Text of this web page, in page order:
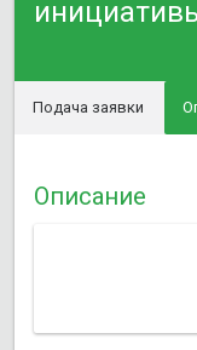
Подача заявки
Описание